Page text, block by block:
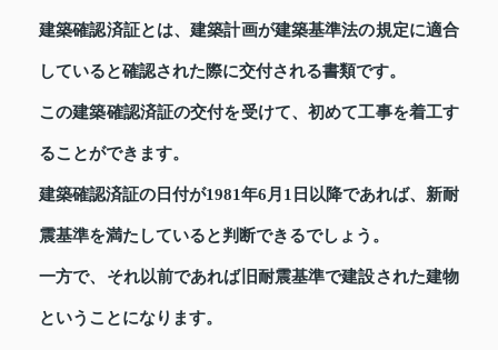
建築確認済証とは、建築計画が建築基準法の規定に適合
していると確認された際に交付される書類です。
この建築確認済証の交付を受けて、初めて工事を着工す
ることができます。
建築確認済証の日付が1981年6月1日以降であれば、新耐
震基準を満たしていると判断できるでしょう。
一方で、それ以前であれば旧耐震基準で建設された建物
ということになります。